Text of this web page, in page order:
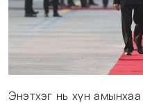
Энэтхэг нь хүн